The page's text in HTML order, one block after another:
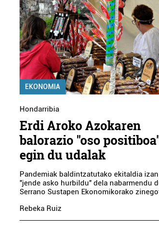
EKONOMIA
Hondarribia
Erdi Aroko Azokaren
balorazio "oso
egin du udalak
Pandemiak baldintzatutako ekitaldia izan
"jende asko hurbildu" dela nabarmendu
Serrano Sustapen Ekonomikorako
Rebeka Ruiz